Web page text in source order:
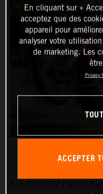
En cliquant sur «
acceptez que des
appareil pour
analyser votre
de marketing. Les
Privacy
ACCEPTER